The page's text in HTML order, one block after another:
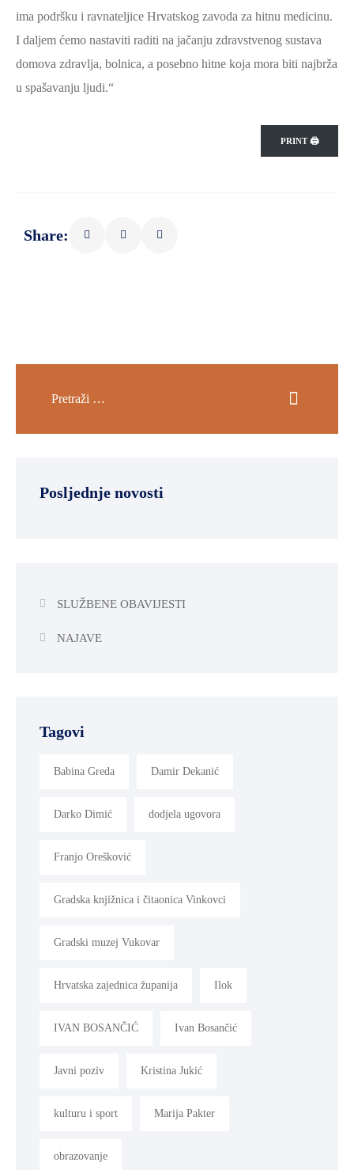
ima podršku i ravnateljice Hrvatskog zavoda za hitnu medicinu.
I daljem ćemo nastaviti raditi na jačanju zdravstvenog sustava
domova zdravlja, bolnica, a posebno hitne koja mora biti najbrža
u spašavanju ljudi.“
PRINT 🖨
Share:
Posljednje novosti
SLUŽBENE OBAVIJESTI
NAJAVE
Tagovi
Babina Greda Damir Dekanić
Darko Dimić dodjela ugovora
Franjo Orešković
Gradska knjižnica i čitaonica Vinkovci
Gradski muzej Vukovar
Hrvatska zajednica županija Ilok
IVAN BOSANČIĆ Ivan Bosančić
Javni poziv Kristina Jukić
kulturu i sport Marija Pakter
obrazovanje